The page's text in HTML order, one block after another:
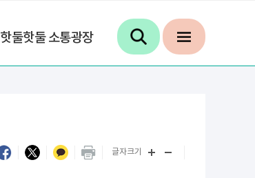
핫둘핫둘 소통광장
글자크기